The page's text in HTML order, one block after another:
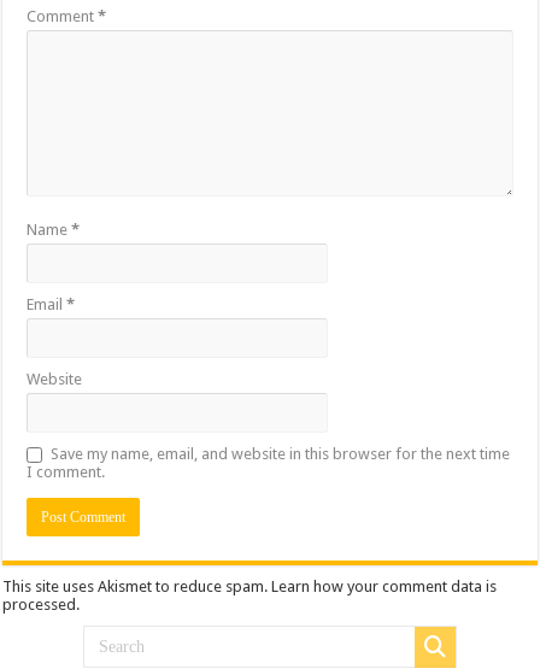
Comment*
Name*
Email*
Website
Save my name, email, and website in this browser for the next time
I comment.
This site uses Akismet to reduce spam.Learn how your comment data is
processed.